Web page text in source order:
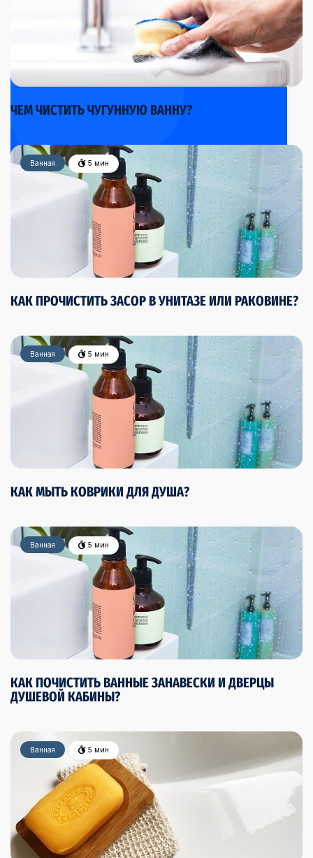
ЧЕМ ЧИСТИТЬ ЧУГУННУЮ ВАННУ?
Ванная 5 мин
КАК ПРОЧИСТИТЬ ЗАСОР В УНИТАЗЕ ИЛИ РАКОВИНЕ?
Ванная 5 мин
КАК МЫТЬ КОВРИКИ ДЛЯ ДУША?
Ванная 5 мин
КАК ПОЧИСТИТЬ ВАННЫЕ ЗАНАВЕСКИ И ДВЕРЦЫ
ДУШЕВОЙ КАБИНЫ?
Ванная 5 мин